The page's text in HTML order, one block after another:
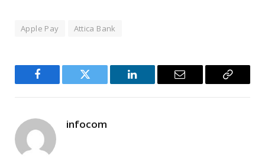
Apple Pay Attica Bank
Facebook Twitter LinkedIn Email
Copy
infocom